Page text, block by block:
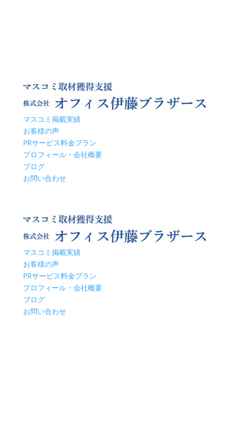
マスコミ掲載実績
お客様の声
PRサービス料金プラン
プロフィール・会社概要
ブログ
お問い合わせ
マスコミ掲載実績
お客様の声
PRサービス料金プラン
プロフィール・会社概要
ブログ
お問い合わせ